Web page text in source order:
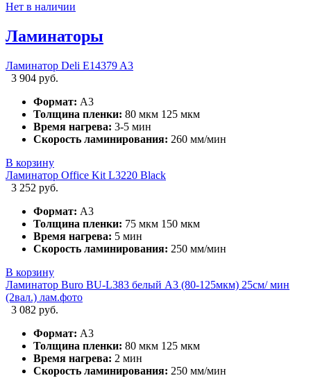
Нет в наличии
Ламинаторы
Ламинатор Deli E14379 A3
3 904 руб.
Формат: А3
Толщина пленки: 80 мкм 125 мкм
Время нагрева: 3-5 мин
Скорость ламинирования: 260 мм/мин
В корзину
Ламинатор Office Kit L3220 Black
3 252 руб.
Формат: А3
Толщина пленки: 75 мкм 150 мкм
Время нагрева: 5 мин
Скорость ламинирования: 250 мм/мин
В корзину
Ламинатор Buro BU-L383 белый A3 (80-125мкм) 25см/ мин
(2вал.) лам.фото
3 082 руб.
Формат: А3
Толщина пленки: 80 мкм 125 мкм
Время нагрева: 2 мин
Скорость ламинирования: 250 мм/мин